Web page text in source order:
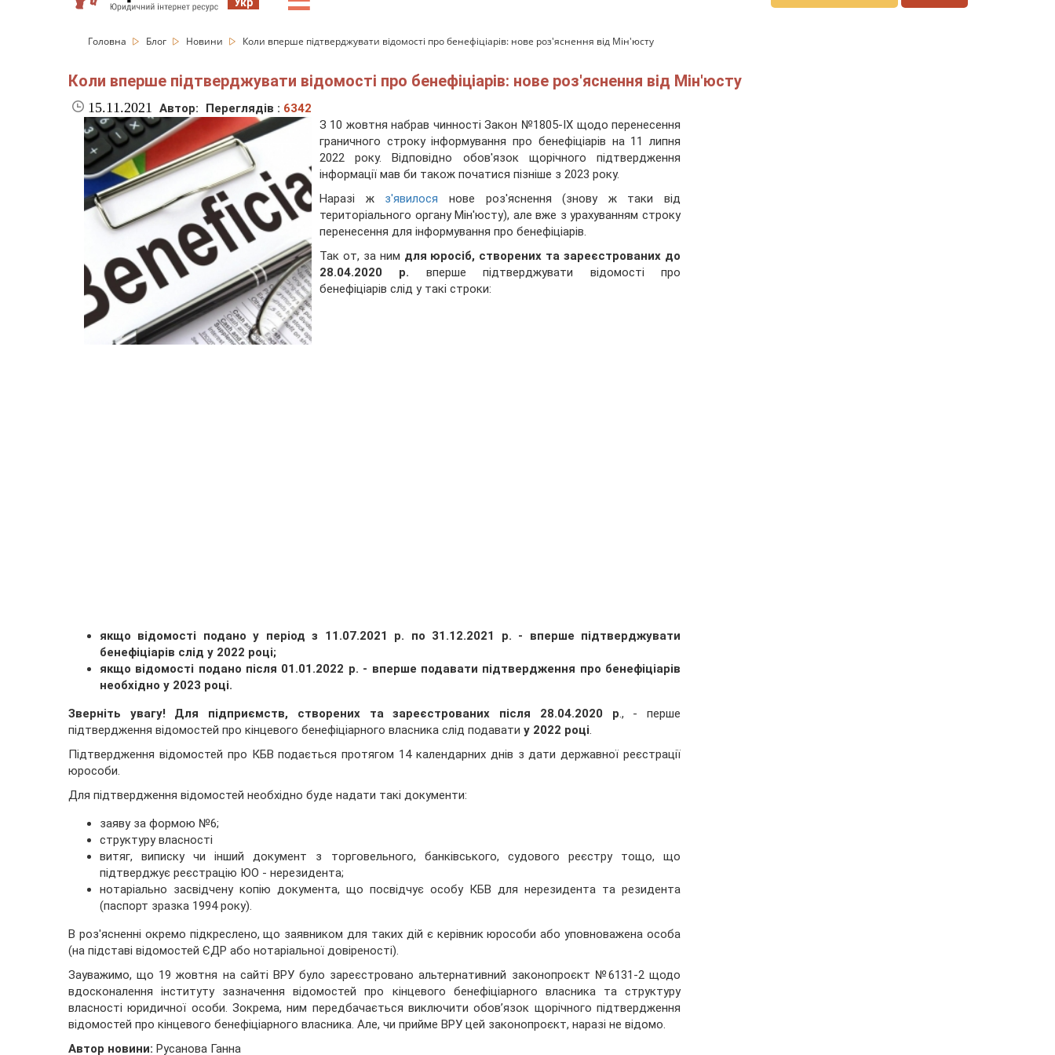
Головна Блог Новини Коли вперше підтверджувати відомості про бенефіціарів: нове роз'яснення від Мін'юсту
Коли вперше підтверджувати відомості про бенефіціарів: нове роз'яснення від Мін'юсту
15.11.2021 Автор: Переглядів : 6342
З 10 жовтня набрав чинності Закон №1805-ІХ щодо перенесення
граничного строку інформування про бенефіціарів на 11 липня
2022 року. Відповідно обов'язок щорічного підтвердження
інформації мав би також початися пізніше з 2023 року.
Наразі ж з'явилося нове роз'яснення (знову ж таки від
територіального органу Мін'юсту), але вже з урахуванням строку
перенесення для інформування про бенефіціарів.
Так от, за ним для юросіб, створених та зареєстрованих до
28.04.2020 р. вперше підтверджувати відомості про
бенефіціарів слід у такі строки:
якщо відомості подано у період з 11.07.2021 р. по 31.12.2021 р. - вперше підтверджувати
бенефіціарів слід у 2022 році;
якщо відомості подано після 01.01.2022 р. - вперше подавати підтвердження про бенефіціарів
необхідно у 2023 році.
Зверніть увагу! Для підприємств, створених та зареєстрованих після 28.04.2020 р., - перше
підтвердження відомостей про кінцевого бенефіціарного власника слід подавати у 2022 році.
Підтвердження відомостей про КБВ подається протягом 14 календарних днів з дати державної реєстрації
юрособи.
Для підтвердження відомостей необхідно буде надати такі документи:
заяву за формою №6;
структуру власності
витяг, виписку чи інший документ з торговельного, банківського, судового реєстру тощо, що
підтверджує реєстрацію ЮО - нерезидента;
нотаріально засвідчену копію документа, що посвідчує особу КБВ для нерезидента та резидента
(паспорт зразка 1994 року).
В роз'ясненні окремо підкреслено, що заявником для таких дій є керівник юрособи або уповноважена особа
(на підставі відомостей ЄДР або нотаріальної довіреності).
Зауважимо, що 19 жовтня на сайті ВРУ було зареєстровано альтернативний законопроєкт №6131-2 щодо
вдосконалення інституту зазначення відомостей про кінцевого бенефіціарного власника та структуру
власності юридичної особи. Зокрема, ним передбачається виключити обов’язок щорічного підтвердження
відомостей про кінцевого бенефіціарного власника. Але, чи прийме ВРУ цей законопроєкт, наразі не відомо.
Автор новини: Русанова Ганна